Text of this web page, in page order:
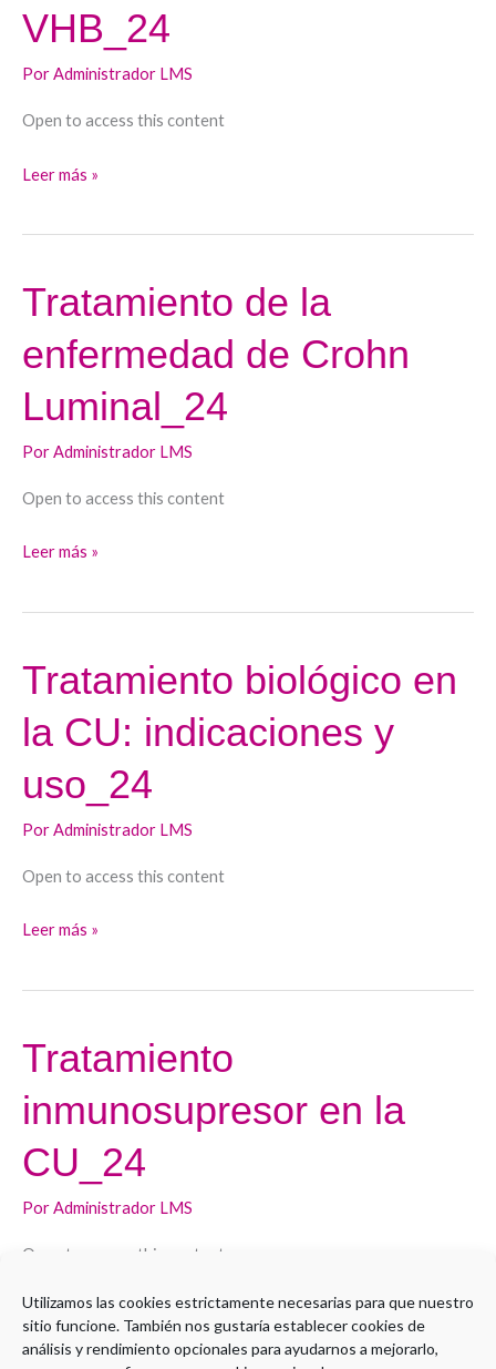
Utilizamos las cookies estrictamente necesarias para que nuestro
sitio funcione. También nos gustaría establecer cookies de
análisis y rendimiento opcionales para ayudarnos a mejorarlo,
VHB_24
PorAdministrador LMS
Open to access this content
la
VHB_24
Leer más »
Tratamiento de la
enfermedad de Crohn
Luminal_24
PorAdministrador LMS
Open to access this content
Tratamiento
de
la
Leer más »
Tratamiento biológico en
la CU: indicaciones y
uso_24
PorAdministrador LMS
Open to access this content
Tratamiento
biológico
en
CU:
uso_24
Leer más »
Tratamiento
inmunosupresor en la
CU_24
PorAdministrador LMS
Open to access this content
Tratamiento
inmunosupresor
en
CU_24
Leer más »